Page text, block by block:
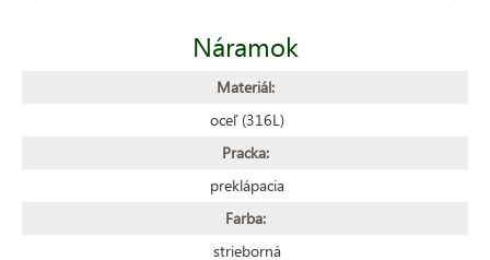
Náramok
Materiál:
oceľ (316L)
Pracka:
preklápacia
Farba:
strieborná